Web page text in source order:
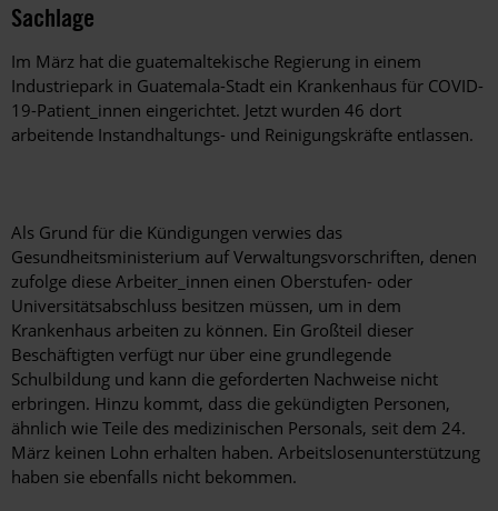
Sachlage
Im März hat die guatemaltekische Regierung in einem
Industriepark in Guatemala-Stadt ein Krankenhaus für COVID-
19-Patient_innen eingerichtet. Jetzt wurden 46 dort
arbeitende Instandhaltungs- und Reinigungskräfte entlassen.
Als Grund für die Kündigungen verwies das
Gesundheitsministerium auf Verwaltungsvorschriften, denen
zufolge diese Arbeiter_innen einen Oberstufen- oder
Universitätsabschluss besitzen müssen, um in dem
Krankenhaus arbeiten zu können. Ein Großteil dieser
Beschäftigten verfügt nur über eine grundlegende
Schulbildung und kann die geforderten Nachweise nicht
erbringen. Hinzu kommt, dass die gekündigten Personen,
ähnlich wie Teile des medizinischen Personals, seit dem 24.
März keinen Lohn erhalten haben. Arbeitslosenunterstützung
haben sie ebenfalls nicht bekommen.